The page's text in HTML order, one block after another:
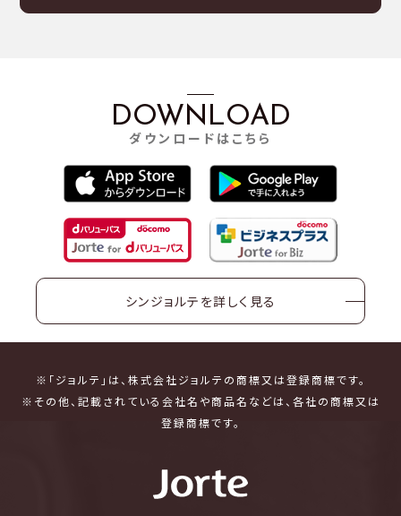
DOWNLOAD
ダウンロードはこちら
シンジョルテを詳しく見る
※「ジョルテ」は、株式会社ジョルテの商標又は登録商標です。
※その他、記載されている会社名や商品名などは、各社の商標又は
登録商標です。